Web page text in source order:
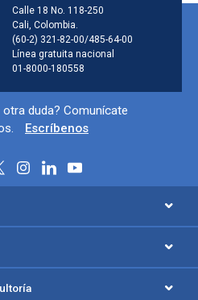
Información de la
Calle 18 No. 118-250
Cali, Colombia.
(60-2) 321-82-00/485-64-00
Línea gratuita nacional
01-8000-180558
y redes sociales
otra duda? Comunícate
Escríbenos